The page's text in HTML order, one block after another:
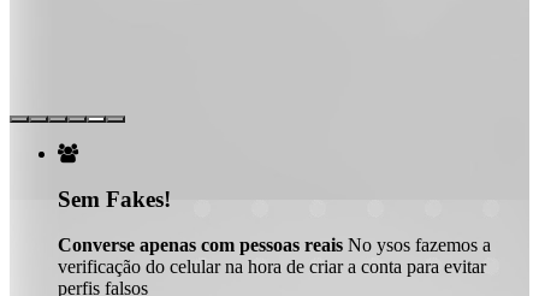

Sem Fakes!
Converse apenas com pessoas reais No ysos fazemos a
verificação do celular na hora de criar a conta para evitar
perfis falsos